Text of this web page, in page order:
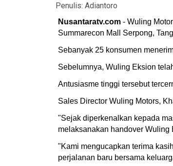
Penulis: Adiantoro
Nusantaratv.com - Wuling
Summarecon Mall Serpong,
Sebanyak 25 konsumen
Sebelumnya, Wuling Eksion
Antusiasme tinggi tersebut
Sales Director Wuling Motors,
"Sejak diperkenalkan kepada
melaksanakan handover
"Kami mengucapkan terima
perjalanan baru bersama